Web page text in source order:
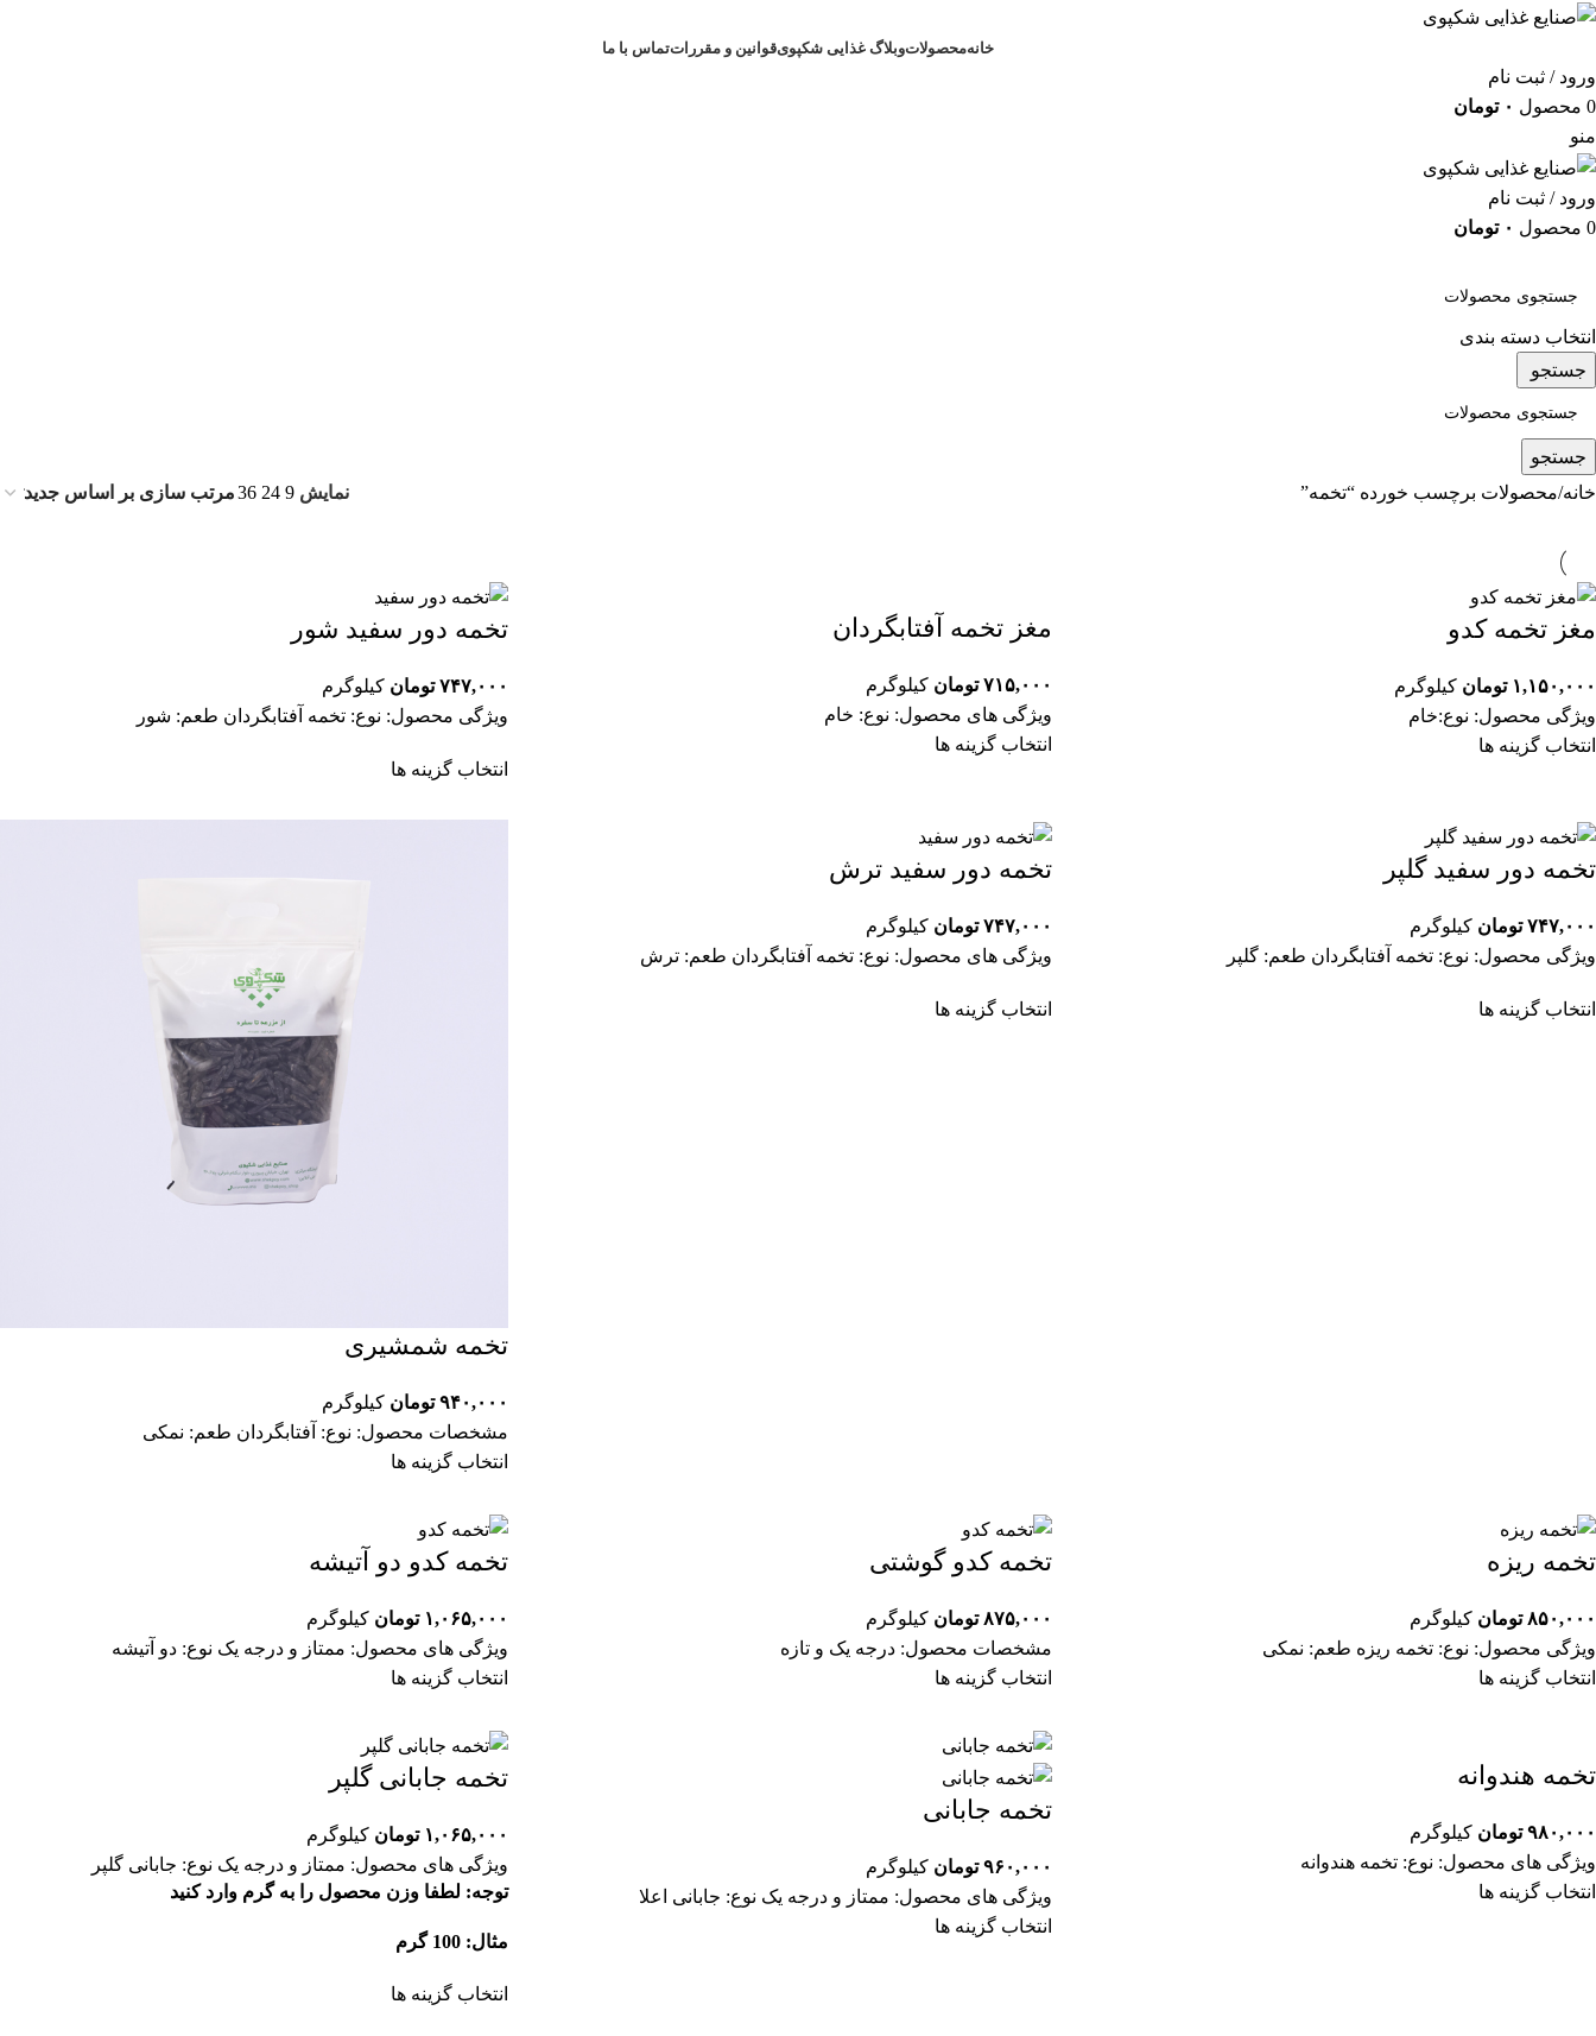
خانهمحصولاتوبلاگ غذایی شکپویقوانین و مقرراتتماس با ما
ورود / ثبت نام
0 محصول ۰ تومان
منو
ورود / ثبت نام
0 محصول ۰ تومان
انتخاب دسته بندی
جستجو
جستجو
خانه محصولات برچسب خورده “تخمه” نمایش 9
24
36
مغز تخمه کدو
۱,۱۵۰,۰۰۰ تومان کیلوگرم
ویژگی محصول: نوع:خام
انتخاب گزینه ها
مغز تخمه آفتابگردان
۷۱۵,۰۰۰ تومان کیلوگرم
ویژگی های محصول: نوع: خام
انتخاب گزینه ها
تخمه دور سفید شور
۷۴۷,۰۰۰ تومان کیلوگرم
ویژگی محصول: نوع: تخمه آفتابگردان طعم: شور
انتخاب گزینه ها
تخمه دور سفید گلپر
۷۴۷,۰۰۰ تومان کیلوگرم
ویژگی محصول: نوع: تخمه آفتابگردان طعم: گلپر
انتخاب گزینه ها
تخمه دور سفید ترش
۷۴۷,۰۰۰ تومان کیلوگرم
ویژگی های محصول: نوع: تخمه آفتابگردان طعم: ترش
انتخاب گزینه ها
تخمه شمشیری
۹۴۰,۰۰۰ تومان کیلوگرم
مشخصات محصول: نوع: آفتابگردان طعم: نمکی
انتخاب گزینه ها
تخمه ریزه
۸۵۰,۰۰۰ تومان کیلوگرم
ویژگی محصول: نوع: تخمه ریزه طعم: نمکی
انتخاب گزینه ها
تخمه کدو گوشتی
۸۷۵,۰۰۰ تومان کیلوگرم
مشخصات محصول: درجه یک و تازه
انتخاب گزینه ها
تخمه کدو دو آتیشه
۱,۰۶۵,۰۰۰ تومان کیلوگرم
ویژگی های محصول: ممتاز و درجه یک نوع: دو آتیشه
انتخاب گزینه ها
تخمه هندوانه
۹۸۰,۰۰۰ تومان کیلوگرم
ویژگی های محصول: نوع: تخمه هندوانه
انتخاب گزینه ها
تخمه جابانی
۹۶۰,۰۰۰ تومان کیلوگرم
ویژگی های محصول: ممتاز و درجه یک نوع: جابانی اعلا
انتخاب گزینه ها
تخمه جابانی گلپر
۱,۰۶۵,۰۰۰ تومان کیلوگرم
ویژگی های محصول: ممتاز و درجه یک نوع: جابانی گلپر
توجه: لطفا وزن محصول را به گرم وارد کنید
مثال: 100 گرم
انتخاب گزینه ها